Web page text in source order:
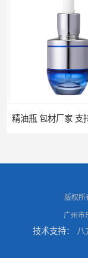
精油瓶 包材厂家 支
版权所
广州市
技术支持： 八